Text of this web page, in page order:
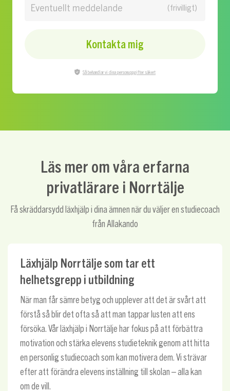
Eventuellt meddelande
Kontakta mig
Så behandlar vi dina personuppgifter säkert
Läs mer om våra erfarna
privatlärare i Norrtälje
Få skräddarsydd läxhjälp i dina ämnen när du väljer en studiecoach
från Allakando
Läxhjälp Norrtälje som tar ett
helhetsgrepp i utbildning
När man får sämre betyg och upplever att det är svårt att
förstå så blir det ofta så att man tappar lusten att ens
försöka. Vår läxhjälp i Norrtälje har fokus på att förbättra
motivation och stärka elevens studieteknik genom att hitta
en personlig studiecoach som kan motivera dem. Vi strävar
efter att förändra elevens inställning till skolan – alla kan
om de vill.